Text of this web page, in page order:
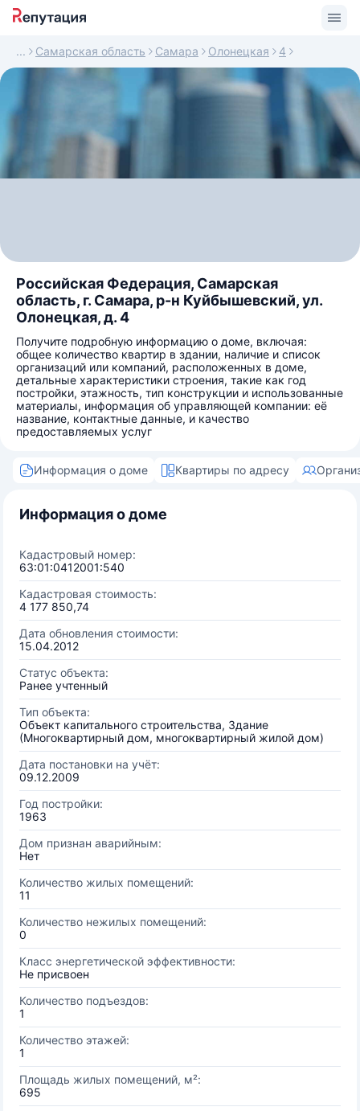
Самарская область Самара Олонецкая 4
Российская Федерация, Самарская
область, г. Самара, р-н Куйбышевский, ул.
Олонецкая, д. 4
Получите подробную информацию о доме, включая:
общее количество квартир в здании, наличие и список
организаций или компаний, расположенных в доме,
детальные характеристики строения, такие как год
постройки, этажность, тип конструкции и использованные
материалы, информация об управляющей компании: её
название, контактные данные, и качество
предоставляемых услуг
Информация о доме Квартиры по адресу
Информация о доме
Кадастровый номер:
63:01:0412001:540
Кадастровая стоимость:
4 177 850,74
Дата обновления стоимости:
15.04.2012
Статус объекта:
Ранее учтенный
Тип объекта:
Объект капитального строительства, Здание
(Многоквартирный дом, многоквартирный жилой дом)
Дата постановки на учёт:
09.12.2009
Год постройки:
1963
Дом признан аварийным:
Нет
Количество жилых помещений:
11
Количество нежилых помещений:
0
Класс энергетической эффективности:
Не присвоен
Количество подъездов:
1
Количество этажей:
1
Площадь жилых помещений, м²:
695